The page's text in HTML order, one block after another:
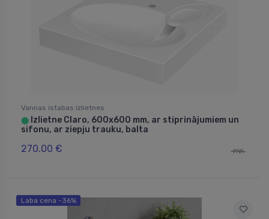
Vannas istabas izlietnes
⬤ Izlietne Claro, 600x600 mm, ar stiprinājumiem un
sifonu, ar ziepju trauku, balta
270.00 €
Laba cena -36%